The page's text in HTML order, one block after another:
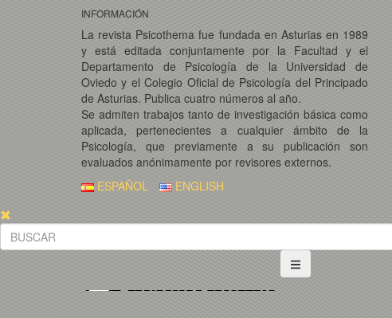
INFORMACIÓN
La revista Psicothema fue fundada en Asturias en 1989
y está editada conjuntamente por la Facultad y el
Departamento de Psicología de la Universidad de
Oviedo y el Colegio Oficial de Psicología del Principado
de Asturias. Publica cuatro números al año.
Se admiten trabajos tanto de investigación básica como
aplicada, pertenecientes a cualquier ámbito de la
Psicología, que previamente a su publicación son
evaluados anónimamente por revisores externos.
ESPAÑOL ENGLISH